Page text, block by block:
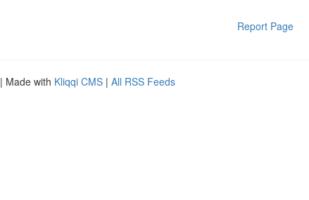
Report Page
| Made with Kliqqi CMS | All RSS Feeds